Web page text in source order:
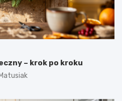
– krok po kroku